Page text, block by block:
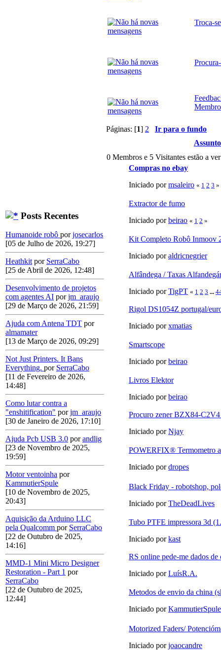
Posts Recentes
Humanoide robô porjosecarlos
[05 de Julho de 2026, 19:27]
Heathkit por SerraCabo
[25 de Abril de 2026, 12:48]
Desenvolvimento de projetos
com agentes AI porjm_araujo
[29 de Março de 2026, 21:59]
Ajuda com Antena TDT por
almamater
[13 de Março de 2026, 09:29]
Not Just Printers. It Bans
Everything. por SerraCabo
[11 de Fevereiro de 2026,
14:48]
Como lutar contra a
"enshitification" porjm_araujo
[30 de Janeiro de 2026, 17:10]
Ajuda Pcb USB 3.0 porandlig
[23 de Novembro de 2025,
19:59]
Motor ventoinha por
KammutierSpule
[10 de Novembro de 2025,
20:43]
Aquisição da Arduino LLC
pela Qualcomm por SerraCabo
[22 de Outubro de 2025,
14:16]
MMD-1 Mini Micro Designer
Restoration - Part 1 por
SerraCabo
[22 de Outubro de 2025,
12:44]
Troca-se
Páginas: [1] 2
Ir para o fundo
Assunto
0 Membros e 5 Visitantes estão a
Compras no ebay
Iniciado pormsaleiro « 1 2 3 »
Extractor de fumo
Iniciado porbeirao « 1 2 »
Kit Completo Robô Inmoov
Iniciado poraldricnegrier
Alfândega / Taxas
Iniciado porTigPT « 1 2 3 ...
Rigol DS1054Z portugal/
Iniciado porxmatias
Smartscope
Iniciado porbeirao
Livros Elektor
Iniciado porbeirao
Procuro zener BZX84-
Iniciado porNjay
POWERFIX® Termometro
Iniciado pordropes
Black Friday - robotshop,
Iniciado porTheDeadLives
Tubo PTFE impressora 3d
Iniciado porkast
RS online pede-me dados de
Iniciado porLuísR.A.
Metodos de envio da china
Iniciado porKammutierSpule
Motorized Faders/
Iniciado porjoaocandre